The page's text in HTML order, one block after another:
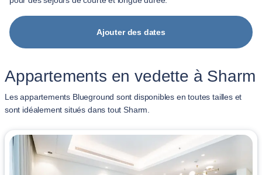
Ajouter des dates
Appartements en vedette à Sharm
Les appartements Blueground sont disponibles en toutes tailles et
sont idéalement situés dans tout Sharm.